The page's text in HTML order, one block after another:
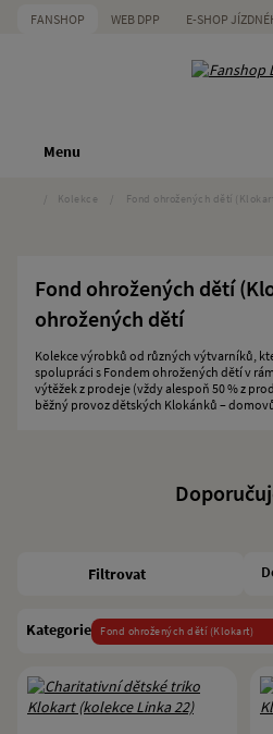
FANSHOP WEB DPP E-SHOP
Menu
Kolekce Fond ohrožených dětí
Fond ohrožených dětí
ohrožených dětí
Kolekce výrobků od různých výtvarníků,
spolupráci s Fondem ohrožených dětí v
výtěžek z prodeje (vždy alespoň 50 % z
běžný provoz dětských Klokánků –
Filtrovat
Kategorie Fond ohrožených dětí (Klokart)